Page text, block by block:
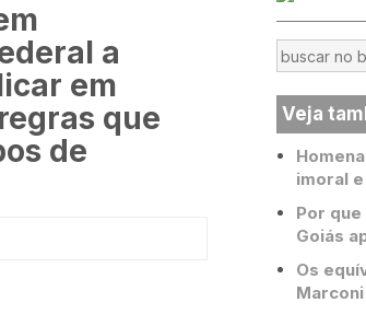
a
em
que
de
Veja
imoral
Por
Goiás
Os